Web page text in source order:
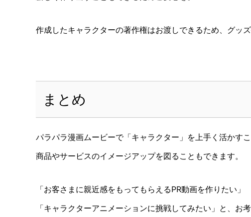
作成したキャラクターの著作権はお渡しできるため、グッ
まとめ
パラパラ漫画ムービーで「キャラクター」を上手く活かす
商品やサービスのイメージアップを図ることもできます。
「お客さまに親近感をもってもらえるPR動画を作りたい」
「キャラクターアニメーションに挑戦してみたい」と、お